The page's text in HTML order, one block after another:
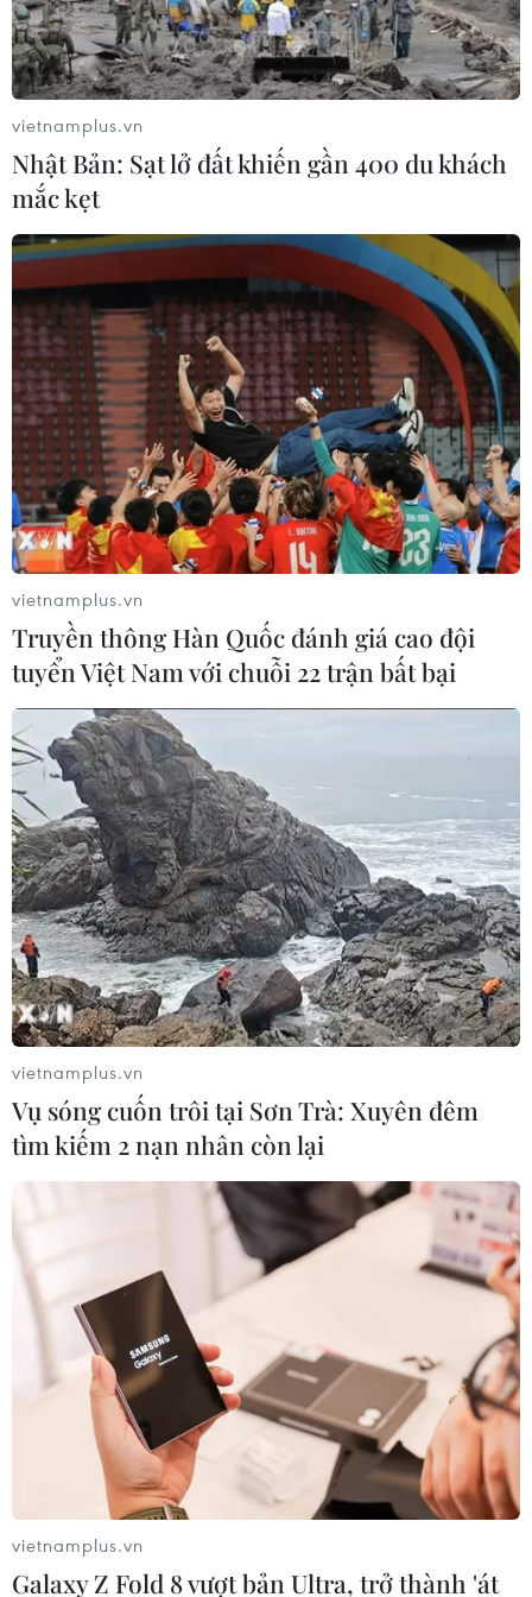
Nghệ An: Phát hiện khoảng một tấn chất
bột nghi là ma túy
17/04/2019 10:26
Sáng 17/4, tại khu vực đồng muối, giáp ranh giữa xóm
8 và xóm 9 (xã Quỳnh Thuận, huyện Quỳnh Lưu), một số
người dân vô tình phát hiện một đống rác bao bì, nghi
có điều không bình thường.
Công an Nghệ An: Số bột trắng vứt bên
đường là ma túy đá
17/04/2019 14:18
Liên quan đến vụ thu giữ lượng lớn chất bột nghi là ma
túy mà TTXVN đã đưa tin, chiều tối 17/4, Công an Nghệ
An đã có thông tin chính thức về việc này.
Bắt giữ băng nhóm tàng trữ vũ khí quân
vietnamplus.vn
Nhật Bản: Sạt lở đất khiến gần 400 du khách
mắc kẹt
vietnamplus.vn
Truyền thông Hàn Quốc đánh giá cao đội
tuyển Việt Nam với chuỗi 22 trận bất bại
vietnamplus.vn
Vụ sóng cuốn trôi tại Sơn Trà: Xuyên đêm
tìm kiếm 2 nạn nhân còn lại
vietnamplus.vn
Galaxy Z Fold 8 vượt bản Ultra, trở thành 'át